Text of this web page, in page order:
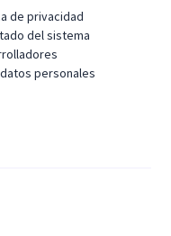
de privacidad
del sistema
personales